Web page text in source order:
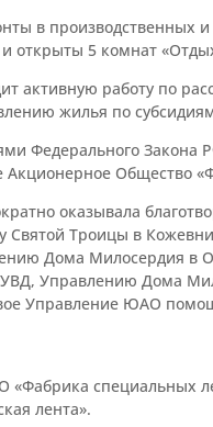
в производственных
открыты 5 комнат
активную работу по
жилья по
Федерального
Общество
оказывала
Святой Троицы в
Дома Милосердия в
Управлению Дома
Управление ЮАО
«Фабрика специальных
лента».